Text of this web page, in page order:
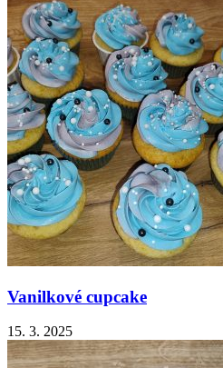
Vanilkové cupcake
15. 3. 2025